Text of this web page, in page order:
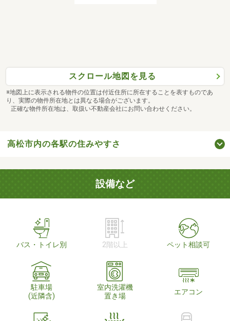
スクロール地図を見る
※地図上に表示される物件の位置は付近住所に所在することを表すものであ
り、実際の物件所在地とは異なる場合がございます。
正確な物件所在地は、取扱い不動産会社にお問い合わせください。
高松市内の各駅の住みやすさ
設備など
バス・トイレ別 2階以上 ペット相談可
駐車場
(近隣含)
室内洗濯機
置き場
エアコン